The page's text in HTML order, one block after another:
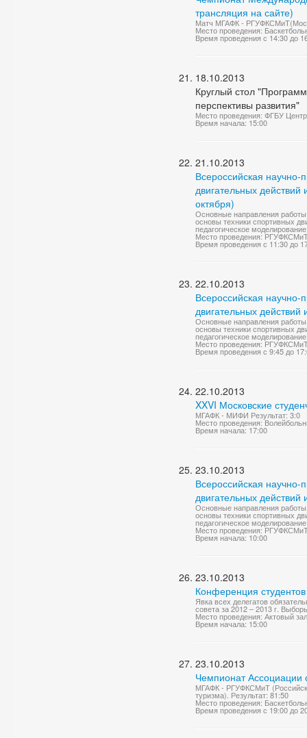
трансляция на сайте)
Матч МГАФК -
Место проведения:
Время проведения с 14:30 до
18.10.2013
Круглый стол
перспективы развития"
Место проведения: ФГБУ
Время начала: 15:00
21.10.2013
Всероссийская
двигательных
октября)
Основные направления
основы техники спортивных
педагогическое
Место проведения:
Время проведения с 11:30 до
22.10.2013
Всероссийская
двигательных
Основные направления
основы техники спортивных
педагогическое
Место проведения:
Время проведения с 9:45 до
22.10.2013
XXVI Московские
МГАФК - МИФИ Результат: 3:0
Место проведения:
Время начала: 17:00
23.10.2013
Всероссийская
двигательных
Основные направления
основы техники спортивных
педагогическое
Место проведения:
Время начала: 10:00
23.10.2013
Конференция
Явка всех делегатов
совета за 2012 – 2013 г.
Место проведения: Актовый
Время начала: 15:00
23.10.2013
Чемпионат Ассоциации
МГАФК - РГУФКСМиТ
туризма). Результат: 81:50
Место проведения:
Время проведения с 19:00 до